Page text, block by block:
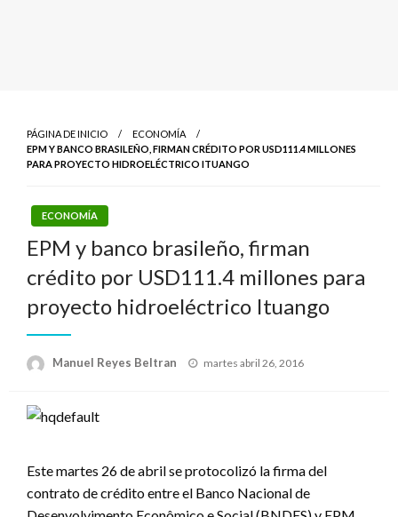
PÁGINA DE INICIO
ECONOMÍA
EPM Y BANCO BRASILEÑO, FIRMAN CRÉDITO POR USD111.4 MILLONES
PARA PROYECTO HIDROELÉCTRICO ITUANGO
ECONOMÍA
EPM y banco brasileño, firman
crédito por USD111.4 millones para
proyecto hidroeléctrico Ituango
Manuel Reyes Beltran
Publicado
martes abril 26, 2016
Este martes 26 de abril se protocolizó la firma del
contrato de crédito entre el Banco Nacional de